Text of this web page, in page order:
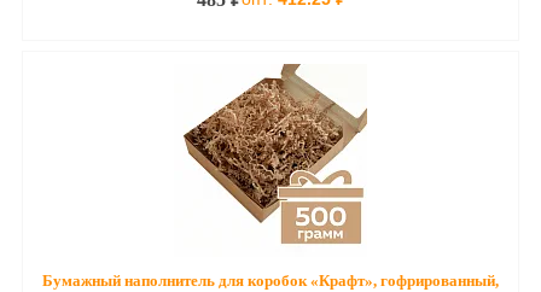
Бумажный наполнитель для коробок «Крафт», гофрированный,